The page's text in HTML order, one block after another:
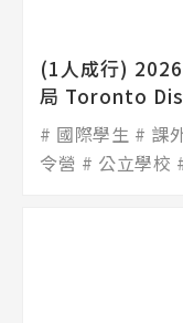
(1人成行)
局 Toronto
國際學生 課
令營
公立學校